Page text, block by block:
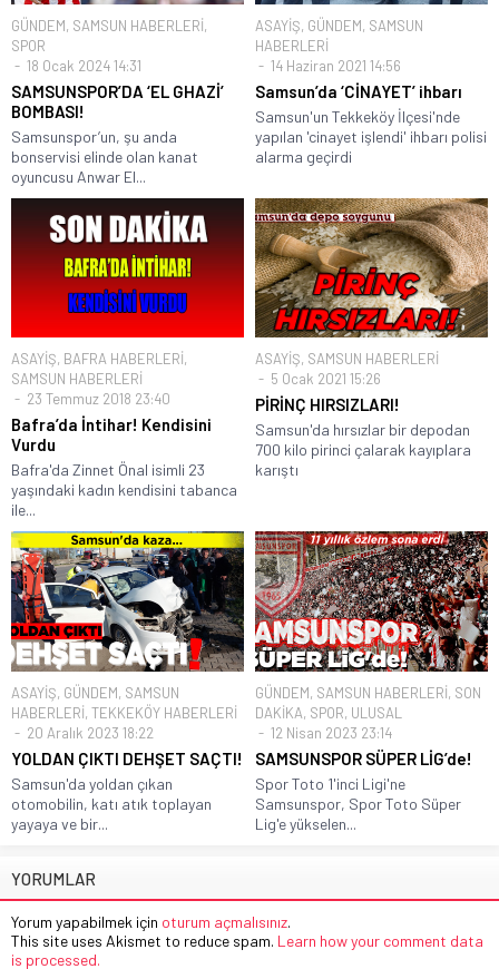
GÜNDEM, SAMSUN HABERLERİ,
SPOR
18 Ocak 2024 14:31
SAMSUNSPOR’DA ‘EL GHAZİ’
BOMBASI!
Samsunspor’un, şu anda
bonservisi elinde olan kanat
oyuncusu Anwar El...
ASAYİŞ, GÜNDEM, SAMSUN
HABERLERİ
14 Haziran 2021 14:56
Samsun’da ‘CİNAYET’ ihbarı
Samsun'un Tekkeköy İlçesi'nde
yapılan 'cinayet işlendi' ihbarı polisi
alarma geçirdi
ASAYİŞ, BAFRA HABERLERİ,
SAMSUN HABERLERİ
23 Temmuz 2018 23:40
Bafra’da İntihar! Kendisini
Vurdu
Bafra'da Zinnet Önal isimli 23
yaşındaki kadın kendisini tabanca
ile...
ASAYİŞ, SAMSUN HABERLERİ
5 Ocak 2021 15:26
PİRİNÇ HIRSIZLARI!
Samsun'da hırsızlar bir depodan
700 kilo pirinci çalarak kayıplara
karıştı
ASAYİŞ, GÜNDEM, SAMSUN
HABERLERİ, TEKKEKÖY HABERLERİ
20 Aralık 2023 18:22
YOLDAN ÇIKTI DEHŞET SAÇTI!
Samsun'da yoldan çıkan
otomobilin, katı atık toplayan
yayaya ve bir...
GÜNDEM, SAMSUN HABERLERİ, SON
DAKİKA, SPOR, ULUSAL
12 Nisan 2023 23:14
SAMSUNSPOR SÜPER LİG’de!
Spor Toto 1'inci Ligi'ne
Samsunspor, Spor Toto Süper
Lig'e yükselen...
YORUMLAR
Yorum yapabilmek için oturum açmalısınız.
This site uses Akismet to reduce spam. Learn how your comment data
is processed.